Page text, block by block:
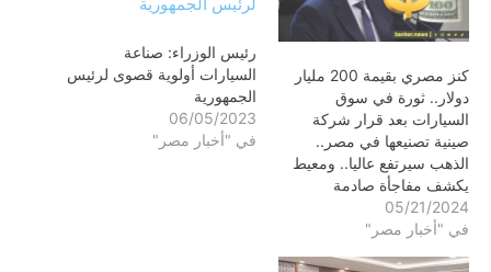
كنز مصري بقيمة 200 مليار
دولار.. ثورة في سوق
السيارات بعد قرار شركة
صينية تصنيعها في مصر..
الذهب سيرتفع عاليا.. ومعيط
يكشف مفاجأة صادمة
05/21/2024
في "أخبار مصر"
رئيس الوزراء: صناعة
السيارات أولوية قصوى لرئيس
الجمهورية
06/05/2023
في "أخبار مصر"